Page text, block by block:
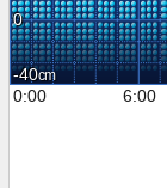
0
-40
0:00
6:00